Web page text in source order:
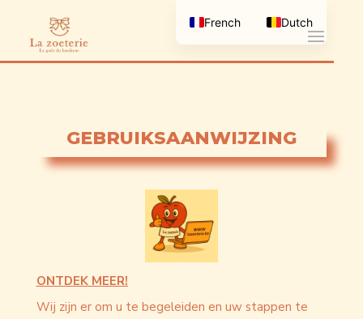
GEBRUIKSAANWIJZING
ONTDEK MEER!
Wij zijn er om u te begeleiden en uw stappen te
French Dutch